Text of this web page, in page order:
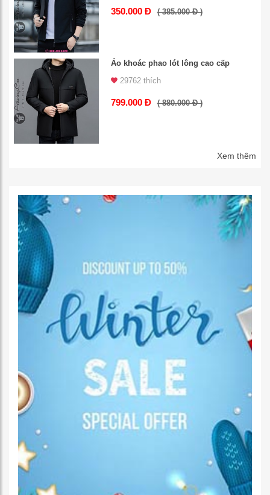
350.000 Đ ( 385.000 Đ )
Áo khoác phao lót lông cao cấp
29762 thích
799.000 Đ ( 880.000 Đ )
Xem thêm